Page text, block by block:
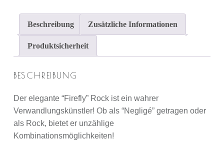
Beschreibung Zusätzliche Informationen
Produktsicherheit
BESCHREIBUNG
Der elegante “Firefly” Rock ist ein wahrer
Verwandlungskünstler! Ob als “Negligé” getragen oder
als Rock, bietet er unzählige
Kombinationsmöglichkeiten!